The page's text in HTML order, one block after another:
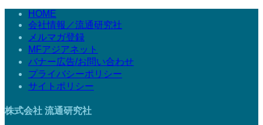
HOME
会社情報／流通研究社
メルマガ登録
MFアジアネット
バナー広告/お問い合わせ
プライバシーポリシー
サイトポリシー
株式会社 流通研究社